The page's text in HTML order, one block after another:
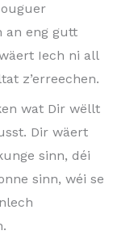
an eng gutt
Iech ni all
z’erreechen.
wat Dir wëllt
Dir wäert
sinn, déi
sinn, wéi se